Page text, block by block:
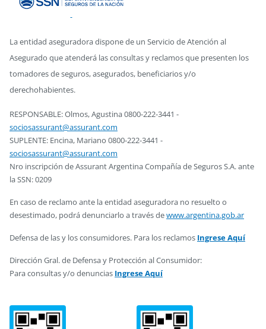
La entidad aseguradora dispone de un Servicio de Atención al
Asegurado que atenderá las consultas y reclamos que presenten los
tomadores de seguros, asegurados, beneficiarios y/o
derechohabientes.
RESPONSABLE: Olmos, Agustina 0800-222-3441 -
sociosassurant@assurant.com
SUPLENTE: Encina, Mariano 0800-222-3441 -
sociosassurant@assurant.com
Nro inscripción de Assurant Argentina Compañía de Seguros S.A. ante
la SSN: 0209
En caso de reclamo ante la entidad aseguradora no resuelto o
desestimado, podrá denunciarlo a través dewww.argentina.gob.ar
Defensa de las y los consumidores. Para los reclamos Ingrese Aquí
Dirección Gral. de Defensa y Protección al Consumidor:
Para consultas y/o denuncias Ingrese Aquí